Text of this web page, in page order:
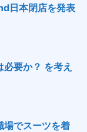
日本閉店を発表
要か？ を考え
場でスーツを着